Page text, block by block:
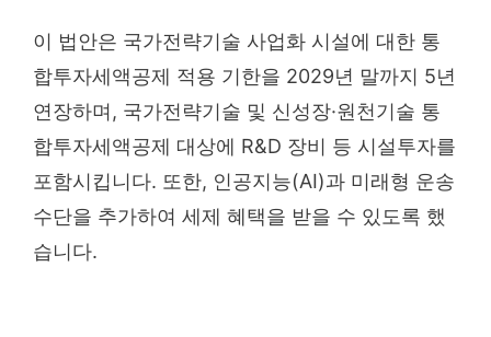
이 법안은 국가전략기술 사업화 시설에 대한 통
합투자세액공제 적용 기한을 2029년 말까지 5년
연장하며, 국가전략기술 및 신성장·원천기술 통
합투자세액공제 대상에 R&D 장비 등 시설투자를
포함시킵니다. 또한, 인공지능(AI)과 미래형 운송
수단을 추가하여 세제 혜택을 받을 수 있도록 했
습니다.